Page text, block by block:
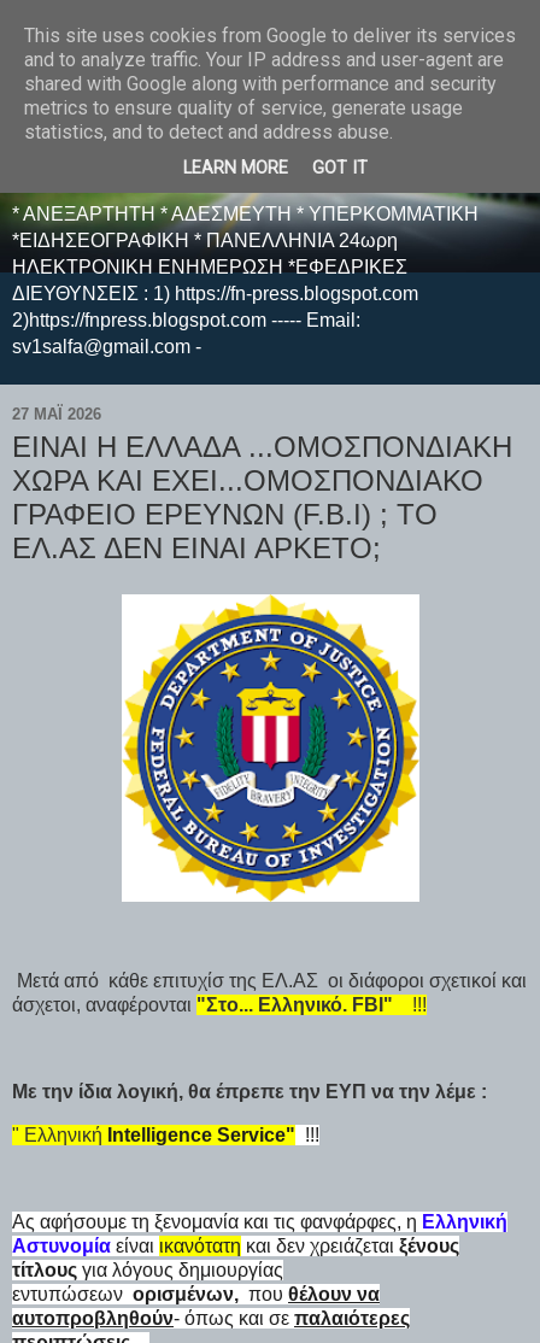
E F E N P R E S S -
ΗΛΕΚΤΡΟΝΙΚΗ
ΕΦΗΜΕΡΙΔΑ
* ΑΝΕΞΑΡΤΗΤΗ * ΑΔΕΣΜΕΥΤΗ * ΥΠΕΡΚΟΜΜΑΤΙΚΗ
*ΕΙΔΗΣΕΟΓΡΑΦΙΚΗ * ΠΑΝΕΛΛΗΝΙΑ 24ωρη
ΗΛΕΚΤΡΟΝΙΚΗ ΕΝΗΜΕΡΩΣΗ *ΕΦΕΔΡΙΚΕΣ
ΔΙΕΥΘΥΝΣΕΙΣ : 1) https://fn-press.blogspot.com
2)https://fnpress.blogspot.com ----- Email:
sv1salfa@gmail.com -
27 ΜΑΪ́ 2026
ΕΙΝΑΙ Η ΕΛΛΑΔΑ ...ΟΜΟΣΠΟΝΔΙΑΚΗ
ΧΩΡΑ ΚΑΙ ΕΧΕΙ...ΟΜΟΣΠΟΝΔΙΑΚΟ
ΓΡΑΦΕΙΟ ΕΡΕΥΝΩΝ (F.B.I) ; ΤΟ
ΕΛ.ΑΣ ΔΕΝ ΕΙΝΑΙ ΑΡΚΕΤΟ;
Μετά από κάθε επιτυχίσ της ΕΛ.ΑΣ οι διάφοροι σχετικοί και
άσχετοι, αναφέρονται "Στο... Ελληνικό. FBI" !!!
Με την ίδια λογική, θα έπρεπε την ΕΥΠ να την λέμε :
" Ελληνική Intelligence Service" !!!
Ας αφήσουμε τη ξενομανία και τις φανφάρφες, η Ελληνική
Αστυνομία είναι ικανότατη και δεν χρειάζεται ξένους
τίτλους για λόγους δημιουργίας
εντυπώσεων ορισμένων, που θέλουν να
αυτοπροβληθούν- όπως και σε παλαιότερες
This site uses cookies from Google to deliver its services
and to analyze traffic. Your IP address and user-agent are
shared with Google along with performance and security
metrics to ensure quality of service, generate usage
statistics, and to detect and address abuse.
LEARN MORE GOT IT